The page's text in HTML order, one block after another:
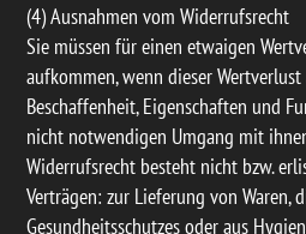
(4) Ausnahmen vom Widerrufsrecht
Sie müssen für einen etwaigen
aufkommen, wenn dieser
Beschaffenheit, Eigenschaften und
nicht notwendigen Umgang mit
Widerrufsrecht besteht nicht bzw.
Verträgen: zur Lieferung von Waren,
Gesundheitsschutzes oder aus